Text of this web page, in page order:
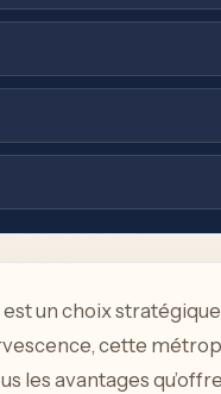
un choix
cette
avantages